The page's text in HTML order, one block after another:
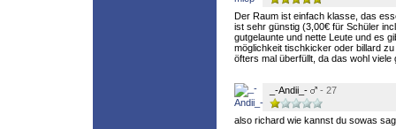
Der Raum ist einfach klasse, das
ist sehr günstig (3,00€ für Schüler
gutgelaunte und nette Leute und es
möglichkeit tischkicker oder billard
öfters mal überfüllt, da das wohl viele
_-Andii_- - 27
also richard wie kannst du sowas